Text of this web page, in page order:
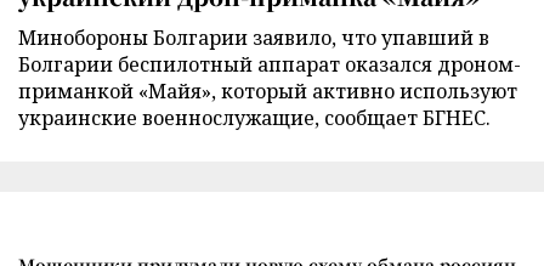
Минобороны Болгарии заявило, что упавший в
Болгарии беспилотный аппарат оказался дроном-
приманкой «Майя», который активно используют
украинские военнослужащие, сообщает БГНЕС.